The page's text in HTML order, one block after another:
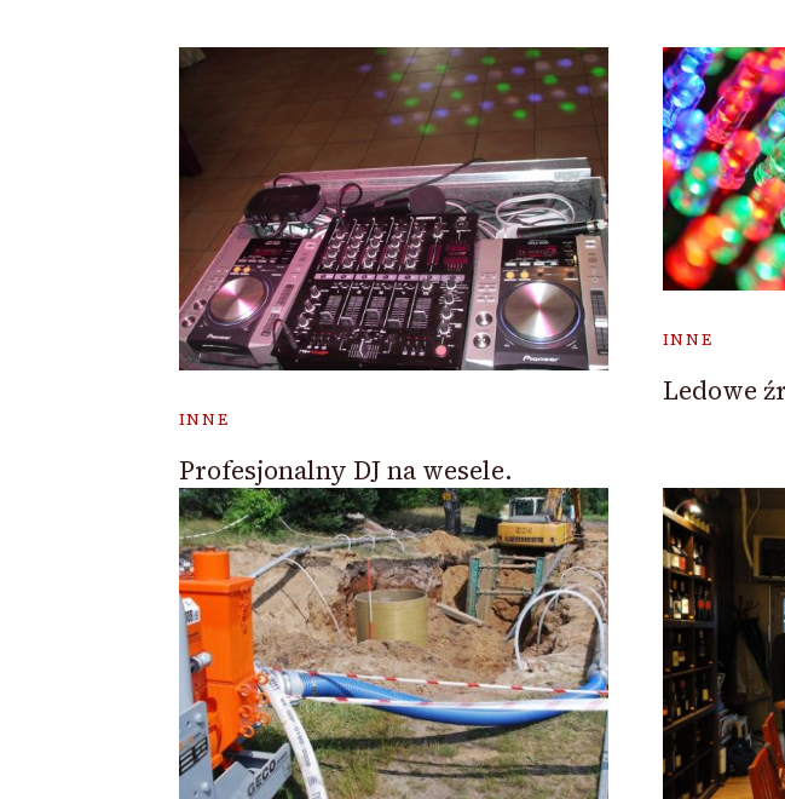
INNE
Profesjonalny DJ na wesele.
INNE
Ledowe